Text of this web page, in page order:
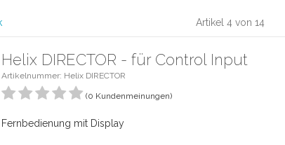
Artikel 4 von 14
Helix DIRECTOR - für Control Input
Artikelnummer: Helix DIRECTOR
(0 Kundenmeinungen)
Fernbedienung mit Display